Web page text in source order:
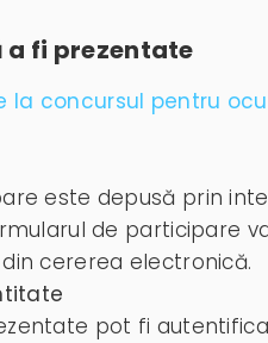
a fi prezentate
la concursul pentru
este depusă prin
de participare
cererea electronică.
pot fi